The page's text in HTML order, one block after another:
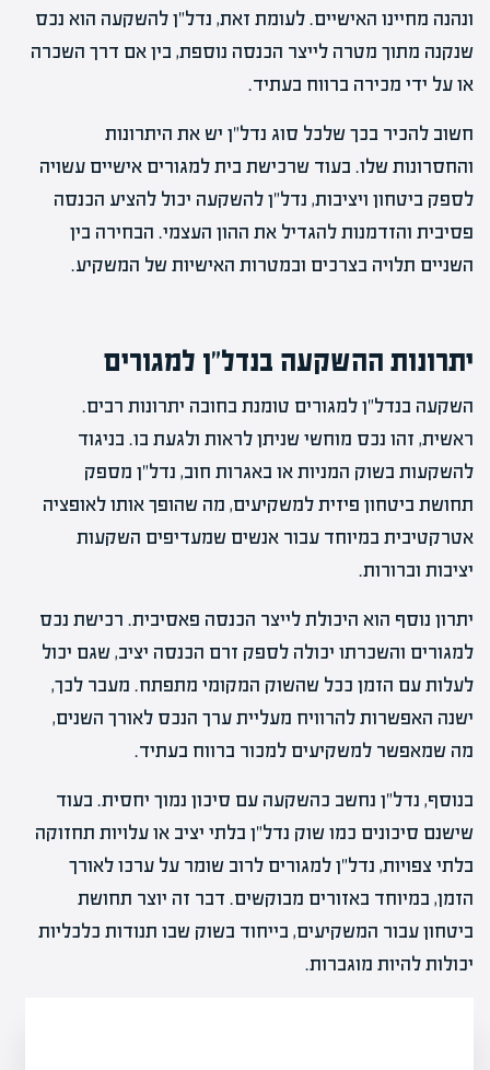
ונהנה מחיינו האישיים. לעומת זאת, נדל"ן להשקעה הוא נכס
שנקנה מתוך מטרה לייצר הכנסה נוספת, בין אם דרך השכרה
או על ידי מכירה ברווח בעתיד.
חשוב להכיר בכך שלכל סוג נדל"ן יש את היתרונות
והחסרונות שלו. בעוד שרכישת בית למגורים אישיים עשויה
לספק ביטחון ויציבות, נדל"ן להשקעה יכול להציע הכנסה
פסיבית והזדמנות להגדיל את ההון העצמי. הבחירה בין
השניים תלויה בצרכים ובמטרות האישיות של המשקיע.
יתרונות ההשקעה בנדל"ן למגורים
השקעה בנדל"ן למגורים טומנת בחובה יתרונות רבים.
ראשית, זהו נכס מוחשי שניתן לראות ולגעת בו. בניגוד
להשקעות בשוק המניות או באגרות חוב, נדל"ן מספק
תחושת ביטחון פיזית למשקיעים, מה שהופך אותו לאופציה
אטרקטיבית במיוחד עבור אנשים שמעדיפים השקעות
יציבות וברורות.
יתרון נוסף הוא היכולת לייצר הכנסה פאסיבית. רכישת נכס
למגורים והשכרתו יכולה לספק זרם הכנסה יציב, שגם יכול
לעלות עם הזמן ככל שהשוק המקומי מתפתח. מעבר לכך,
ישנה האפשרות להרוויח מעליית ערך הנכס לאורך השנים,
מה שמאפשר למשקיעים למכור ברווח בעתיד.
בנוסף, נדל"ן נחשב כהשקעה עם סיכון נמוך יחסית. בעוד
שישנם סיכונים כמו שוק נדל"ן בלתי יציב או עלויות תחזוקה
בלתי צפויות, נדל"ן למגורים לרוב שומר על ערכו לאורך
הזמן, במיוחד באזורים מבוקשים. דבר זה יוצר תחושת
ביטחון עבור המשקיעים, בייחוד בשוק שבו תנודות כלכליות
יכולות להיות מוגברות.